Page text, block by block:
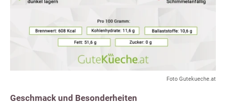
Foto Gutekueche.at
Geschmack und Besonderheiten